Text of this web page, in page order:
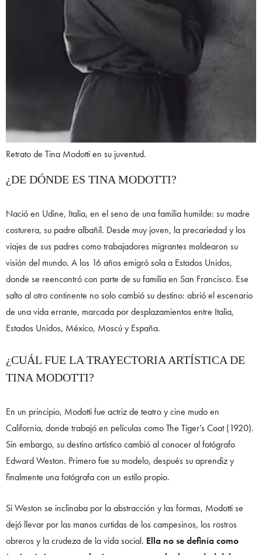
Retrato de Tina Modotti en su juventud.
¿DE DÓNDE ES TINA MODOTTI?
Nació en Udine, Italia, en el seno de una familia humilde: su madre
costurera, su padre albañil. Desde muy joven, la precariedad y los
viajes de sus padres como trabajadores migrantes moldearon su
visión del mundo. A los 16 años emigró sola a Estados Unidos,
donde se reencontró con parte de su familia en San Francisco. Ese
salto al otro continente no solo cambió su destino: abrió el escenario
de una vida errante, marcada por desplazamientos entre Italia,
Estados Unidos, México, Moscú y España.
¿CUÁL FUE LA TRAYECTORIA ARTÍSTICA DE
TINA MODOTTI?
En un principio, Modotti fue actriz de teatro y cine mudo en
California, donde trabajó en películas como The Tiger’s Coat (1920).
Sin embargo, su destino artístico cambió al conocer al fotógrafo
Edward Weston. Primero fue su modelo, después su aprendiz y
finalmente una fotógrafa con un estilo propio.
Si Weston se inclinaba por la abstracción y las formas, Modotti se
dejó llevar por las manos curtidas de los campesinos, los rostros
obreros y la crudeza de la vida social. Ella no se definía como